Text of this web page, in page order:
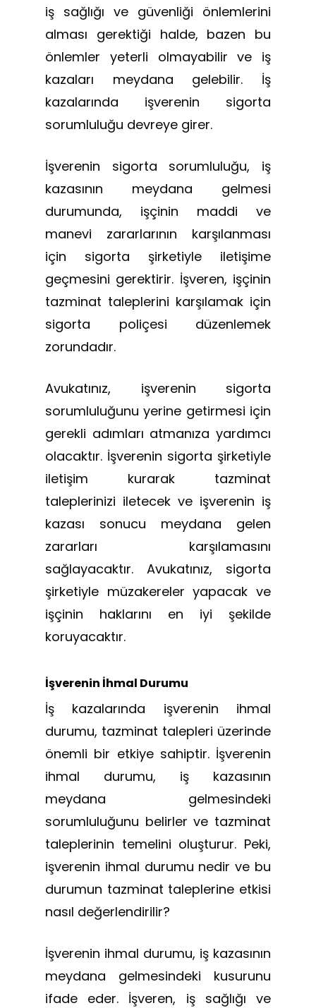
iş sağlığı ve güvenliği önlemlerini
alması gerektiği halde, bazen bu
önlemler yeterli olmayabilir ve iş
kazaları meydana gelebilir. İş
kazalarında işverenin sigorta
sorumluluğu devreye girer.
İşverenin sigorta sorumluluğu, iş
kazasının meydana gelmesi
durumunda, işçinin maddi ve
manevi zararlarının karşılanması
için sigorta şirketiyle iletişime
geçmesini gerektirir. İşveren, işçinin
tazminat taleplerini karşılamak için
sigorta poliçesi düzenlemek
zorundadır.
Avukatınız, işverenin sigorta
sorumluluğunu yerine getirmesi için
gerekli adımları atmanıza yardımcı
olacaktır. İşverenin sigorta şirketiyle
iletişim kurarak tazminat
taleplerinizi iletecek ve işverenin iş
kazası sonucu meydana gelen
zararları karşılamasını
sağlayacaktır. Avukatınız, sigorta
şirketiyle müzakereler yapacak ve
işçinin haklarını en iyi şekilde
koruyacaktır.
İşverenin İhmal Durumu
İş kazalarında işverenin ihmal
durumu, tazminat talepleri üzerinde
önemli bir etkiye sahiptir. İşverenin
ihmal durumu, iş kazasının
meydana gelmesindeki
sorumluluğunu belirler ve tazminat
taleplerinin temelini oluşturur. Peki,
işverenin ihmal durumu nedir ve bu
durumun tazminat taleplerine etkisi
nasıl değerlendirilir?
İşverenin ihmal durumu, iş kazasının
meydana gelmesindeki kusurunu
ifade eder. İşveren, iş sağlığı ve